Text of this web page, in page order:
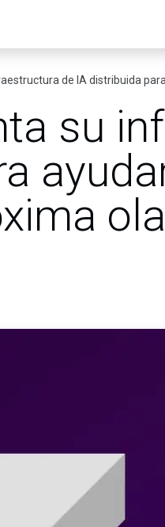
de IA distribuida
su